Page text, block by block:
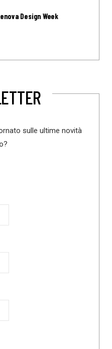
Design Week
sulle ultime novità